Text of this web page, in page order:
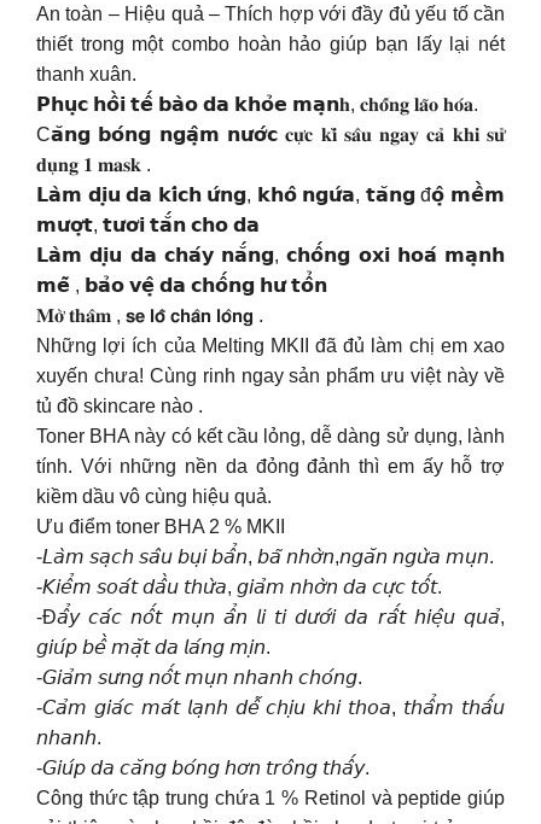
An toàn – Hiệu quả – Thích hợp với đầy đủ yếu tố cần
thiết trong một combo hoàn hảo giúp bạn lấy lại nét
thanh xuân.
𝗣𝗵𝘂̣𝗰 𝗵𝗼̂̀𝗶 𝘁𝗲̂́ 𝗯𝗮̀𝗼 𝗱𝗮 𝗸𝗵𝗼̉𝗲 𝗺𝗮̣𝗻𝐡, 𝐜𝐡𝐨̂́𝐧𝐠 𝐥𝐚̃𝐨 𝐡𝐨́𝐚.
C𝗮̆𝗻𝗴 𝗯𝗼́𝗻𝗴 𝗻𝗴𝗮̣̂𝗺 𝗻𝘂̛𝗼̛́𝗰 𝐜𝐮̛̣𝐜 𝐤𝐢̀ 𝐬𝐚̂𝐮 𝐧𝐠𝐚𝐲 𝐜𝐚̉ 𝐤𝐡𝐢 𝐬𝐮̛̉
𝐝𝐮̣𝐧𝐠 𝟏 𝐦𝐚𝐬𝐤 .
𝗟𝗮̀𝗺 𝗱𝗶̣𝘂 𝗱𝗮 𝗸𝗶́𝗰𝗵 𝘂̛́𝗻𝗴, 𝗸𝗵𝗼̂ 𝗻𝗴𝘂̛́𝗮, 𝘁𝗮̆𝗻𝗴 đ𝗼̣̂ 𝗺𝗲̂̀𝗺
𝗺𝘂̛𝗼̛̣𝘁, 𝘁𝘂̛𝗼̛𝗶 𝘁𝗮̆́𝗻 𝗰𝗵𝗼 𝗱𝗮
𝗟𝗮̀𝗺 𝗱𝗶̣𝘂 𝗱𝗮 𝗰𝗵𝗮́𝘆 𝗻𝗮̆́𝗻𝗴, 𝗰𝗵𝗼̂́𝗻𝗴 𝗼𝘅𝗶 𝗵𝗼𝗮́ 𝗺𝗮̣𝗻𝗵
𝗺𝗲̃ , 𝗯𝗮̉𝗼 𝘃𝗲̣̂ 𝗱𝗮 𝗰𝗵𝗼̂́𝗻𝗴 𝗵𝘂̛ 𝘁𝗼̂̉𝗻
𝐌𝐨̛̀ 𝐭𝐡𝐚̂𝐦 , 𝘀𝗲 𝗹𝗼̂̃ 𝗰𝗵𝗮̂𝗻 𝗹𝗼̂𝗻𝗴 .
Những lợi ích của Melting MKII đã đủ làm chị em xao
xuyến chưa! Cùng rinh ngay sản phẩm ưu việt này về
tủ đồ skincare nào .
Toner BHA này có kết cầu lỏng, dễ dàng sử dụng, lành
tính. Với những nền da đỏng đảnh thì em ấy hỗ trợ
kiềm dầu vô cùng hiệu quả.
Ưu điểm toner BHA 2 % MKII
-𝘓𝘢̀𝘮 𝘴𝘢̣𝘤𝘩 𝘴𝘢̂𝘶 𝘣𝘶̣𝘪 𝘣𝘢̂̉𝘯, 𝘣𝘢̃ 𝘯𝘩𝘰̛̀𝘯,𝘯𝘨𝘢̆𝘯 𝘯𝘨𝘶̛̀𝘢 𝘮𝘶̣𝘯.
-𝘒𝘪𝘦̂̉𝘮 𝘴𝘰𝘢́𝘵 𝘥𝘢̂̀𝘶 𝘵𝘩𝘶̛̀𝘢, 𝘨𝘪𝘢̉𝘮 𝘯𝘩𝘰̛̀𝘯 𝘥𝘢 𝘤𝘶̛̣𝘤 𝘵𝘰̂́𝘵.
-Đ𝘢̂̉𝘺 𝘤𝘢́𝘤 𝘯𝘰̂́𝘵 𝘮𝘶̣𝘯 𝘢̂̉𝘯 𝘭𝘪 𝘵𝘪 𝘥𝘶̛𝘰̛́𝘪 𝘥𝘢 𝘳𝘢̂́𝘵 𝘩𝘪𝘦̣̂𝘶 𝘲𝘶𝘢̉,
𝘨𝘪𝘶́𝘱 𝘣𝘦̂̀ 𝘮𝘢̣̆𝘵 𝘥𝘢 𝘭𝘢́𝘯𝘨 𝘮𝘪̣𝘯.
-𝘎𝘪𝘢̉𝘮 𝘴𝘶̛𝘯𝘨 𝘯𝘰̂́𝘵 𝘮𝘶̣𝘯 𝘯𝘩𝘢𝘯𝘩 𝘤𝘩𝘰́𝘯𝘨.
-𝘊𝘢̉𝘮 𝘨𝘪𝘢́𝘤 𝘮𝘢́𝘵 𝘭𝘢̣𝘯𝘩 𝘥𝘦̂̃ 𝘤𝘩𝘪̣𝘶 𝘬𝘩𝘪 𝘵𝘩𝘰𝘢, 𝘵𝘩𝘢̂̉𝘮 𝘵𝘩𝘢̂́𝘶
𝘯𝘩𝘢𝘯𝘩.
-𝘎𝘪𝘶́𝘱 𝘥𝘢 𝘤𝘢̆𝘯𝘨 𝘣𝘰́𝘯𝘨 𝘩𝘰̛𝘯 𝘵𝘳𝘰̂𝘯𝘨 𝘵𝘩𝘢̂́𝘺.
Công thức tập trung chứa 1 % Retinol và peptide giúp